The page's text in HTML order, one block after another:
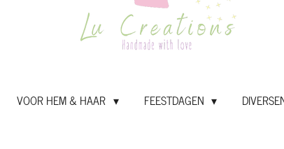
VOOR HEM & HAAR FEESTDAGEN